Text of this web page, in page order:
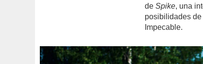
deSpike, una
posibilidades de
Impecable.